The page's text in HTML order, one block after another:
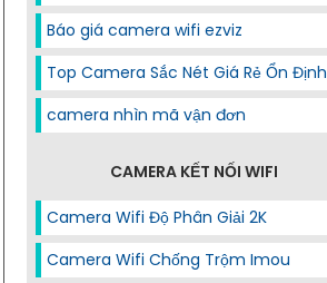
Báo giá camera wifi ezviz
Top Camera Sắc Nét Giá Rẻ Ổn Định
camera nhìn mã vận đơn
CAMERA KẾT NỐI WIFI
Camera Wifi Độ Phân Giải 2K
Camera Wifi Chống Trộm Imou